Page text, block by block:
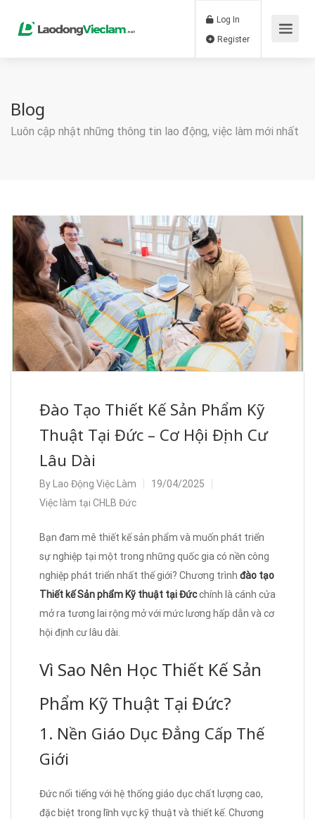
Log In
Blog
Luôn cập nhật những thông tin lao động, việc làm mới nhất
Đào Tạo Thiết Kế Sản Phẩm Kỹ
Thuật Tại Đức – Cơ Hội Định Cư
Lâu Dài
By Lao Động Việc Làm
19/04/2025
Việc làm tại CHLB Đức
Bạn đam mê thiết kế sản phẩm và muốn phát triển
sự nghiệp tại một trong những quốc gia có nền công
nghiệp phát triển nhất thế giới? Chương trình đào tạo
Thiết kế Sản phẩm Kỹ thuật tại Đứcchính là cánh cửa
mở ra tương lai rộng mở với mức lương hấp dẫn và cơ
hội định cư lâu dài.
Vì Sao Nên Học Thiết Kế Sản
Phẩm Kỹ Thuật Tại Đức?
1. Nền Giáo Dục Đẳng Cấp Thế
Giới
Đức nổi tiếng với hệ thống giáo dục chất lượng cao,
đặc biệt trong lĩnh vực kỹ thuật và thiết kế. Chương